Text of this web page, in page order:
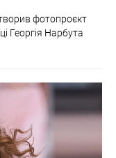
фотопроєкт
Георгія Нарбута